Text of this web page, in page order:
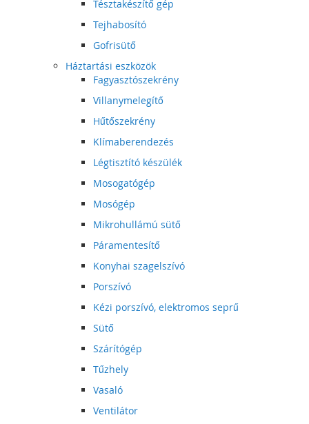
Tésztakészítő gép
Tejhabosító
Gofrisütő
Háztartási eszközök
Fagyasztószekrény
Villanymelegítő
Hűtőszekrény
Klímaberendezés
Légtisztító készülék
Mosogatógép
Mosógép
Mikrohullámú sütő
Páramentesítő
Konyhai szagelszívó
Porszívó
Kézi porszívó, elektromos seprű
Sütő
Szárítógép
Tűzhely
Vasaló
Ventilátor